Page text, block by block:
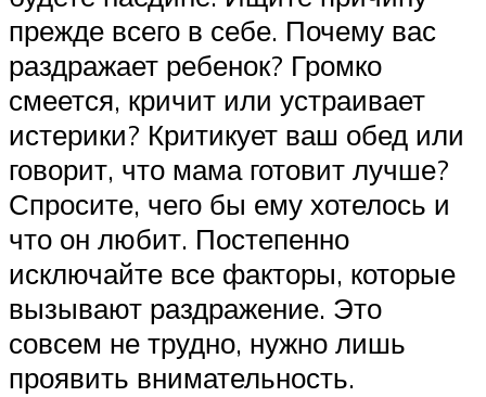
прежде всего в себе. Почему вас
раздражает ребенок? Громко
смеется, кричит или устраивает
истерики? Критикует ваш обед или
говорит, что мама готовит лучше?
Спросите, чего бы ему хотелось и
что он любит. Постепенно
исключайте все факторы, которые
вызывают раздражение. Это
совсем не трудно, нужно лишь
проявить внимательность.